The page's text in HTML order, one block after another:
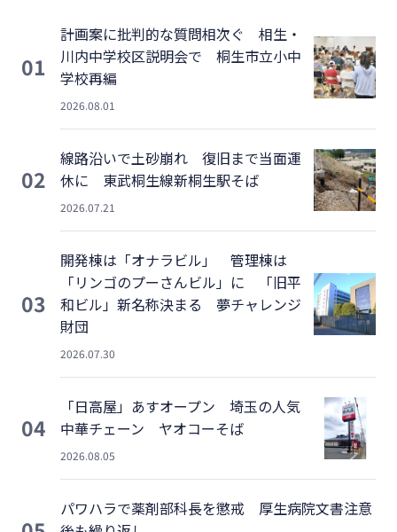
01
計画案に批判的な質問相次ぐ 相生・
川内中学校区説明会で 桐生市立小中
学校再編
2026.08.01
02
線路沿いで土砂崩れ 復旧まで当面運
休に 東武桐生線新桐生駅そば
2026.07.21
03
開発棟は「オナラビル」 管理棟は
「リンゴのプーさんビル」に 「旧平
和ビル」新名称決まる 夢チャレンジ
財団
2026.07.30
04
「日高屋」あすオープン 埼玉の人気
中華チェーン ヤオコーそば
2026.08.05
パワハラで薬剤部科長を懲戒 厚生病院文書注意